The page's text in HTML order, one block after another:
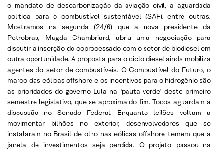
o mandato de descarbonização da aviação civil, a aguardada
política para o combustível sustentável (SAF), entre outras.
Mostramos na segunda (24/6) que a nova presidente da
Petrobras, Magda Chambriard, abriu uma negociação para
discutir a inserção do coprocessado com o setor de biodiesel em
outra oportunidade. A proposta para o ciclo diesel ainda mobiliza
agentes do setor de combustíveis. O Combustível do Futuro, o
marco das eólicas offshore e os incentivos para o hidrogênio são
as prioridades do governo Lula na ‘pauta verde’ deste primeiro
semestre legislativo, que se aproxima do fim. Todos aguardam a
discussão no Senado Federal. Enquanto leilões voltam a
movimentar bilhões no exterior, desenvolvedores que se
instalaram no Brasil de olho nas eólicas offshore temem que a
janela de investimentos seja perdida. O projeto passou na